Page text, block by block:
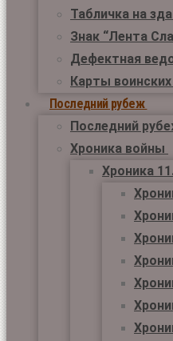
Табличка на
Знак “Лента
Дефектная
Карты
Последний рубеж
Последний
Хроника войны
Хроника